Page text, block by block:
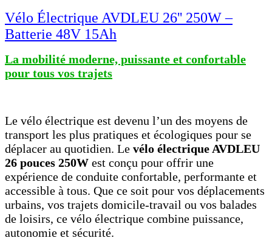
Vélo Électrique AVDLEU 26'' 250W –
Batterie 48V 15Ah
La mobilité moderne, puissante et confortable
pour tous vos trajets
Le vélo électrique est devenu l’un des moyens de
transport les plus pratiques et écologiques pour se
déplacer au quotidien. Le vélo électrique AVDLEU
26 pouces 250W est conçu pour offrir une
expérience de conduite confortable, performante et
accessible à tous. Que ce soit pour vos déplacements
urbains, vos trajets domicile-travail ou vos balades
de loisirs, ce vélo électrique combine puissance,
autonomie et sécurité.